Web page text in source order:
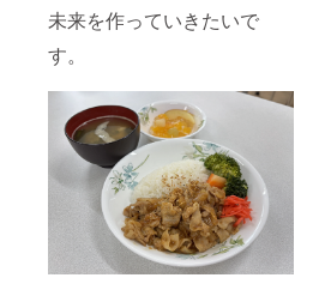
未来を作っていきたいで
す。